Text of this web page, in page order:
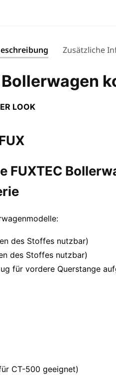
Zusätzliche
LOOK
FUXTEC
des Stoffes nutzbar)
des Stoffes nutzbar)
für vordere Querstange
CT-500 geeignet)